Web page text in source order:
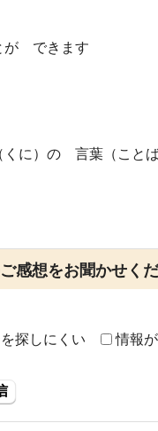
が できます
に）の 言葉（こと
感想をお聞かせくだ
探しにくい 情報